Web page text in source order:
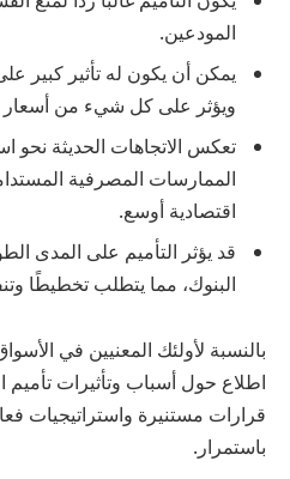
المودعين.
يمكن أن يكون له تأثير كبير
ويؤثر على كل شيء من أسعار
تعكس الاتجاهات الحديثة نحو
الممارسات المصرفية
اقتصادية أوسع.
قد يؤثر التأميم على المدى
البنوك، مما يتطلب تخطيطًا
بالنسبة لأولئك المعنيين في
اطلاع حول أسباب وتأثيرات تأميم
قرارات مستنيرة واستراتيجيات
باستمرار.